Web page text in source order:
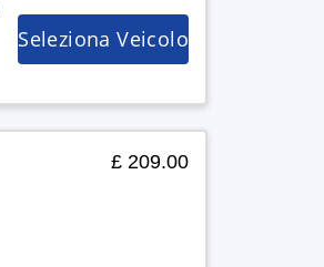
Seleziona Veicolo
£ 209.00